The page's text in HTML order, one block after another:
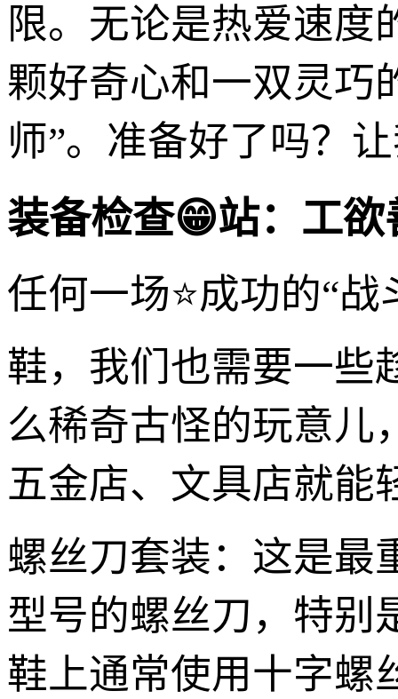
限。无论是热爱速度
颗好奇心和一双灵巧
师”。准备好了吗？
装备检查😁站：工
任何一场⭐成功的“
鞋，我们也需要一些
么稀奇古怪的玩意儿
五金店、文具店就能
螺丝刀套装：这是最
型号的螺丝刀，特别
鞋上通常使用十字螺